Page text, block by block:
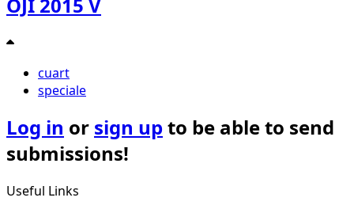
cuart
speciale
Log in or sign upto be able to send
submissions!
Useful Links